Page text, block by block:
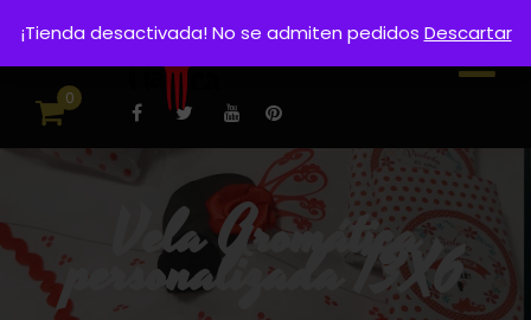
0
Vela Aromática
personalizada 13X6
¡Tienda desactivada! No se admiten pedidos Descartar